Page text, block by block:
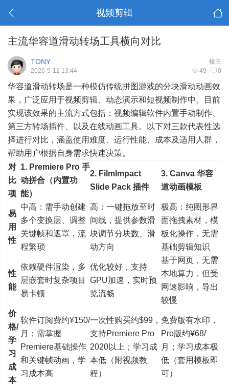
视频剪辑
主流华容道滑动转场工具横向对比
楼主
TONY
49 0
2026-5-12 13:44
华容道滑动转场是一种模仿传统拼图游戏的分块滑动动画效
果，广泛应用于视频剪辑、动态演示和短视频制作中。目前
实现该效果的主流方式包括：视频编辑软件内置手动制作、
第三方转场插件、以及在线动画工具。以下对三款代表性选
择进行对比，涵盖使用难度、运行性能、成本及适用人群，
帮助用户根据自身需求快速决策。
对
比
项
1. Premiere Pro 手
动拼合（内置功
能）
2. FilmImpact
Slide Pack 插件
3. Canva 华容
道动画模板
易
用
性
中高：需手动创建
多个变换层、调整
关键帧和遮罩，流
程繁琐
高：一键拖放至时
间线，提供参数滑
块调节分块数、滑
动方向
极高：纯图形界
面拖拽素材，模
板化操作，无需
基础剪辑知识
性
能
依赖硬件渲染，多
层嵌套时复杂项目
易卡顿
优化较好，支持
GPU加速，实时预
览流畅
基于网页，无需
本地算力，但受
网速影响，导出
较慢
价
格/
学
习
成
本
软件订阅费约¥150/
月；需掌握
Premiere基础操作
和关键帧动画，学
习成本高
一次性购买约$99，
支持Premiere Pro
2020以上；学习成
本低（附视频教
程）
免费版有水印，
Pro版约¥68/
月；学习成本极
低（套用模板即
可）